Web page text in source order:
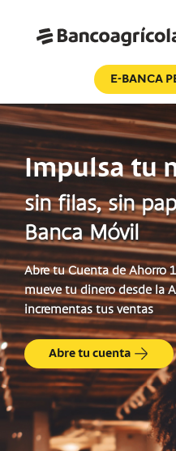
E-BANCA
Impulsa tu
sin filas, sin
Banca Móvil
Abre tuCuenta de Ahorro
mueve tu dinero desde la
incrementas tus ventas
Abre tu cuenta